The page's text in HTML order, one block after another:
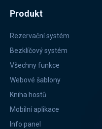
Produkt
Rezervační systém
Bezklíčový systém
Všechny funkce
Webové šablony
Kniha hostů
Mobilní aplikace
Info panel